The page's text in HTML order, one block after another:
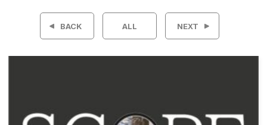
ー
BACK ALL NEXT